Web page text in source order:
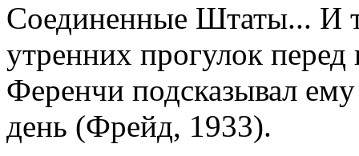
Соединенные Штаты... И
утренних прогулок
Ференчи подсказывал
день (Фрейд, 1933).